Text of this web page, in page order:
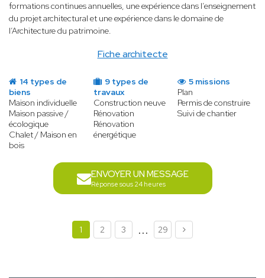
Fiche architecte
formations continues annuelles, une expérience dans l’enseignement
du projet architectural et une expérience dans le domaine de
l’Architecture du patrimoine.
14 types de
biens
Maison individuelle
Maison passive /
écologique
Chalet / Maison en
bois
9 types de
travaux
Construction neuve
Rénovation
Rénovation
énergétique
5 missions
Plan
Permis de construire
Suivi de chantier
ENVOYER UN MESSAGE
Réponse sous 24 heures
1 2 3 ... 29